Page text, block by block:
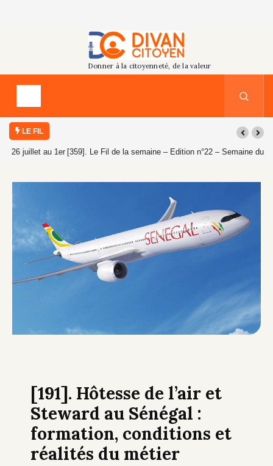
LE FIL
[359]. Le Fil de la semaine – Edition n°22 – Semaine du 19 au 25 juillet
[191]. Hôtesse de l’air et
Steward au Sénégal :
formation, conditions et
réalités du métier